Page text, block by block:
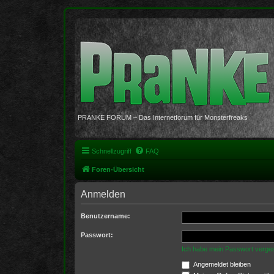
PRANKE FORUM – Das Internetforum für Monsterfreaks
Schnellzugriff FAQ
Foren-Übersicht
Anmelden
Benutzername:
Passwort:
Ich habe mein Passwort
Angemeldet bleiben